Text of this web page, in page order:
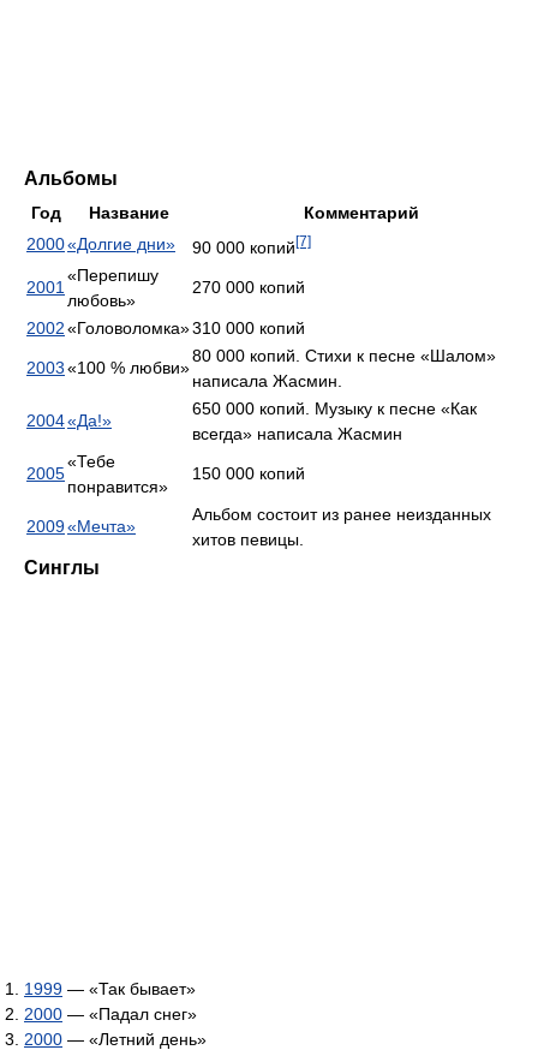
Альбомы
Год Название
Комментарий
2000«Долгие дни» 90 000 копий[7]
2001
«Перепишу
любовь»
270 000 копий
2002«Головоломка»310 000 копий
2003«100 % любви»
80 000 копий. Стихи к песне «Шалом»
написала Жасмин.
2004«Да!»
650 000 копий. Музыку к песне «Как
всегда» написала Жасмин
2005
«Тебе
понравится»
150 000 копий
2009«Мечта»
Альбом состоит из ранее неизданных
хитов певицы.
Синглы
1999 — «Так бывает»
2000 — «Падал снег»
2000 — «Летний день»